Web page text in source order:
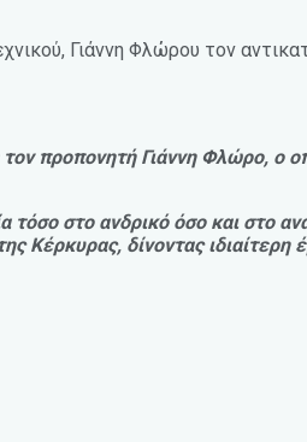
Γιάννη Φλώρου τον
προπονητή Γιάννη Φλώρο, ο
τόσο στο ανδρικό όσο και στο
Κέρκυρας, δίνοντας